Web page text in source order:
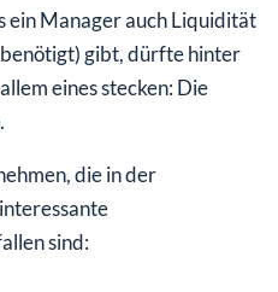
ein Manager auch Liquidität
gibt, dürfte ­hinter
eines stecken: Die
die in der
sind: